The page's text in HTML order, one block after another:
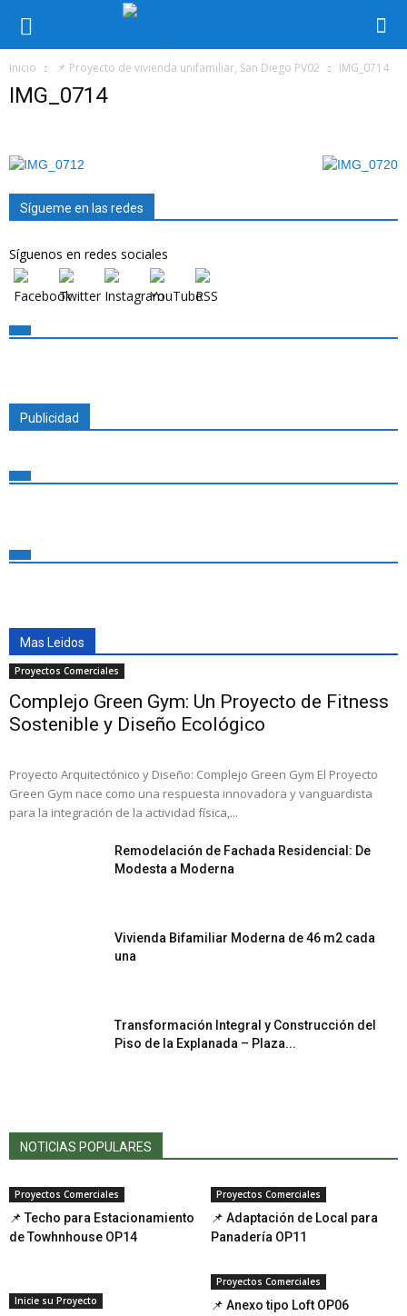
Inicio 📌 Proyecto de vivienda unifamiliar, San Diego PV02 IMG_0714
IMG_0714
Sígueme en las redes
Síguenos en redes sociales
Publicidad
Mas Leidos
Proyectos Comerciales
Complejo Green Gym: Un Proyecto de Fitness
Sostenible y Diseño Ecológico
Proyecto Arquitectónico y Diseño: Complejo Green Gym El Proyecto
Green Gym nace como una respuesta innovadora y vanguardista
para la integración de la actividad física,...
Remodelación de Fachada Residencial: De
Modesta a Moderna
Vivienda Bifamiliar Moderna de 46 m2 cada
una
Transformación Integral y Construcción del
Piso de la Explanada – Plaza...
NOTICIAS POPULARES
Proyectos Comerciales
📌 Techo para Estacionamiento
de Towhnhouse OP14
Proyectos Comerciales
📌 Adaptación de Local para
Panadería OP11
Inicie su Proyecto
Proyectos Comerciales
📌 Anexo tipo Loft OP06